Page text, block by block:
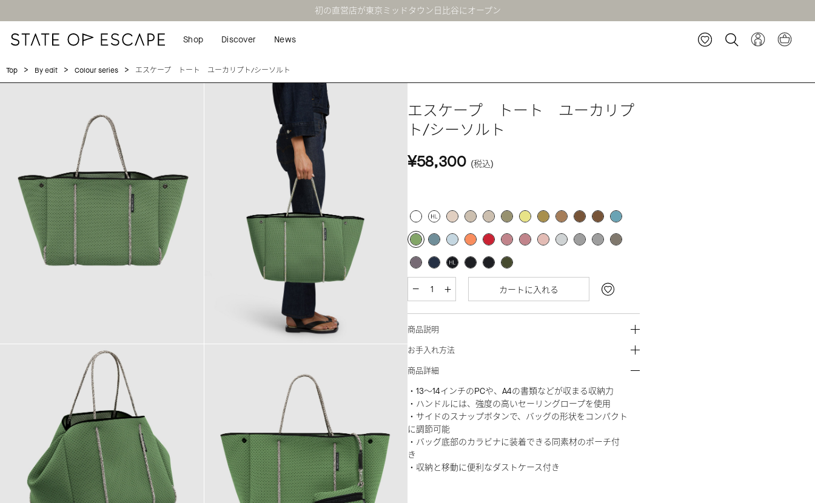
初の直営店が東京ミッドタウン日比谷にオープン
Shop Discover News
Top > By edit > Colour series > エスケープ トート ユーカリプト/シーソルト
エスケープ トート ユーカリプ
ト/シーソルト
¥58,300 (税込)
カートに入れる
商品説明
お手入れ方法
商品詳細
・13～14インチのPCや、A4の書類などが収まる収納力
・ハンドルには、強度の高いセーリングロープを使用
・サイドのスナップボタンで、バッグの形状をコンパクト
に調節可能
・バッグ底部のカラビナに装着できる同素材のポーチ付
き
・収納と移動に便利なダストケース付き